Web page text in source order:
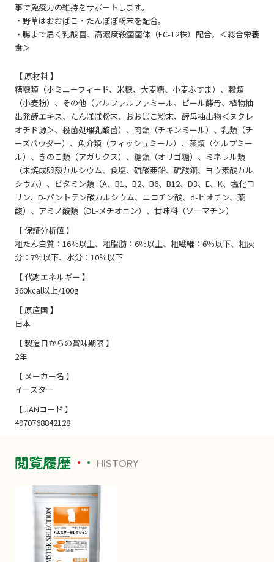
事で免疫力の維持をサポートします。
・野草はおおばこ・たんぽぽ粉末を配合。
・腸まで届く乳酸菌、高濃度殺菌菌体（EC-12株）配合。＜総合栄養
食＞
【 原材料 】
糟糠類（ホミニーフィード、米糠、大麦糖、小麦ふすま）、穀類
（小麦粉）、その他（アルファルファミール、ビール酵母、植物抽
出発酵エキス、たんぽぽ粉末、おおばこ粉末、酵母抽出物＜ヌクレ
オチド源＞、殺菌処理乳酸菌）、肉類（チキンミール）、乳類（チ
ーズパウダー）、魚介類（フィッシュミール）、藻類（ケルプミー
ル）、きのこ類（アガリクス）、糖類（オリゴ糖）、ミネラル類
（未焼成卵殻カルシウム、食塩、硫酸亜鉛、硫酸銅、ヨウ素酸カル
シウム）、ビタミン類（A、B1、B2、B6、B12、D3、E、K、塩化コ
リン、D-パントテン酸カルシウム、ニコチン酸、d-ビオチン、葉
酸）、アミノ酸類（DL-メチオニン）、甘味料（ソーマチン）
【 保証分析値 】
粗たん白質：16％以上、粗脂肪：6％以上、粗繊維：6％以下、粗灰
分：7％以下、水分：10％以下
【 代謝エネルギー 】
360kcal以上/100g
【 原産国 】
日本
【 製造日からの賞味期限 】
2年
【 メーカー名 】
イースター
【 JANコード 】
4970768842128
閲覧履歴 HISTORY